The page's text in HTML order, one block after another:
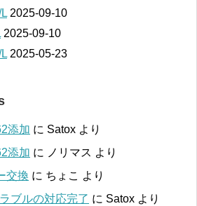
2025-09-10
2025-09-10
2025-05-23
添加 に Satox より
添加 に ノリマス より
交換 に ちょこ より
ブルの対応完了 に Satox より